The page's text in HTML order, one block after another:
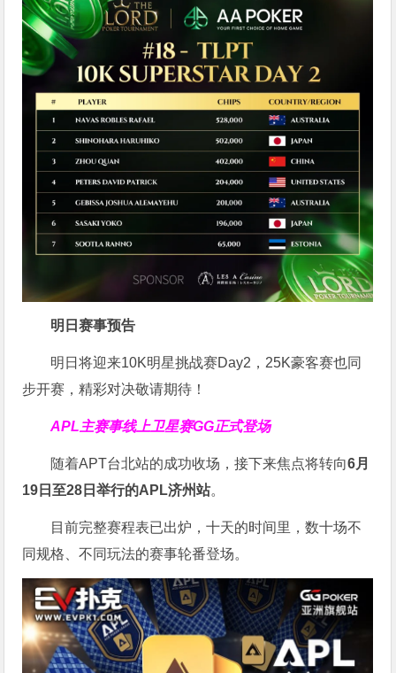
明日赛事预告
明日将迎来10K明星挑战赛Day2，25K豪客赛也同
步开赛，精彩对决敬请期待！
APL主赛事线上卫星赛GG正式登场
随着APT台北站的成功收场，接下来焦点将转向6月
19 日至28 日举行的APL济州站。
目前完整赛程表已出炉，十天的时间里，数十场不
同规格、不同玩法的赛事轮番登场。